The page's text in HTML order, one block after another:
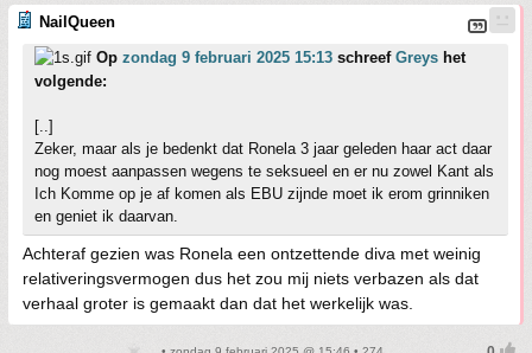
NailQueen
Op zondag 9 februari 2025 15:13 schreef Greys het
volgende:
[..]
Zeker, maar als je bedenkt dat Ronela 3 jaar geleden haar act daar
nog moest aanpassen wegens te seksueel en er nu zowel Kant als
Ich Komme op je af komen als EBU zijnde moet ik erom grinniken
en geniet ik daarvan.
Achteraf gezien was Ronela een ontzettende diva met weinig
relativeringsvermogen dus het zou mij niets verbazen als dat
verhaal groter is gemaakt dan dat het werkelijk was.